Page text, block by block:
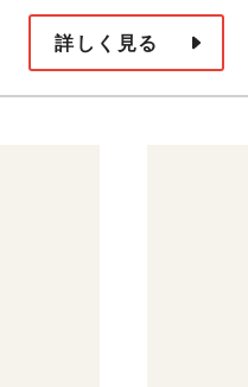
詳しく見る